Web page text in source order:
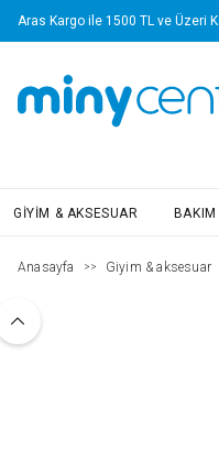
Aras Kargo ile 1500 TL ve Üzeri
GIYIM & AKSESUAR BAKIM
Anasayfa >> Giyim & aksesuar